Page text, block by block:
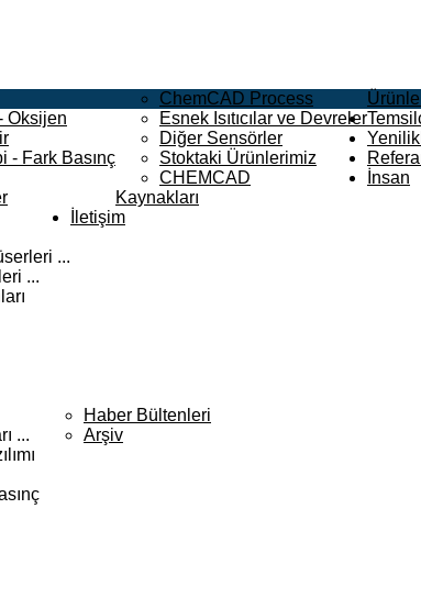
Oksijen
- Fark Basınç
ChemCAD Process
Esnek Isıtıcılar ve Devreler
Diğer Sensörler
Stoktaki Ürünlerimiz
CHEMCAD
...
...
...
Haber Bültenleri
Arşiv
İnsan
Kaynakları
İletişim